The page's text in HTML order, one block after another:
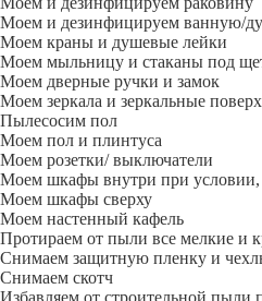
Моем и дезинфицируем ванную/
Моем краны и душевые лейки
Моем мыльницу и стаканы под
Моем дверные ручки и замок
Моем зеркала и зеркальные
Пылесосим пол
Моем пол и плинтуса
Моем розетки/ выключатели
Моем шкафы внутри при условии,
Моем шкафы сверху
Моем настенный кафель
Протираем от пыли все мелкие и
Снимаем защитную пленку и
Снимаем скотч
Избавляем от строительной пыли